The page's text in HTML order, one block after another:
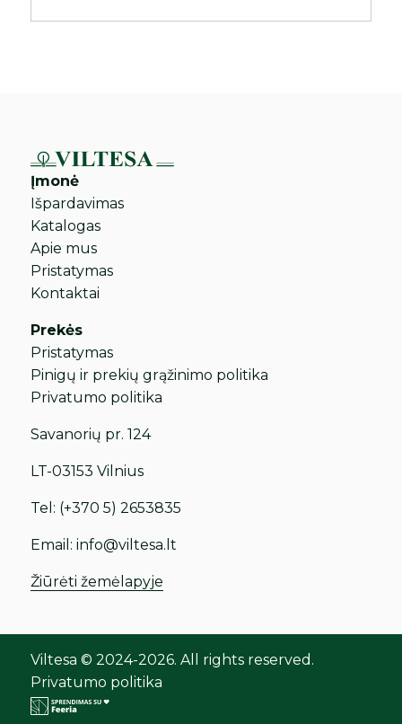
Įmonė
Išpardavimas
Katalogas
Apie mus
Pristatymas
Kontaktai
Prekės
Pristatymas
Pinigų ir prekių grąžinimo politika
Privatumo politika
Savanorių pr. 124
LT-03153 Vilnius
Tel: (+370 5) 2653835
Email:info@viltesa.lt
Žiūrėti žemėlapyje
Viltesa © 2024-2026. All rights reserved.
Privatumo politika